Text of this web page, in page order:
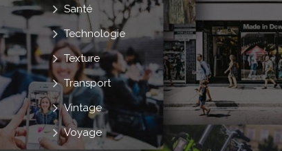
Santé
Technologie
Texture
Transport
Vintage
Voyage